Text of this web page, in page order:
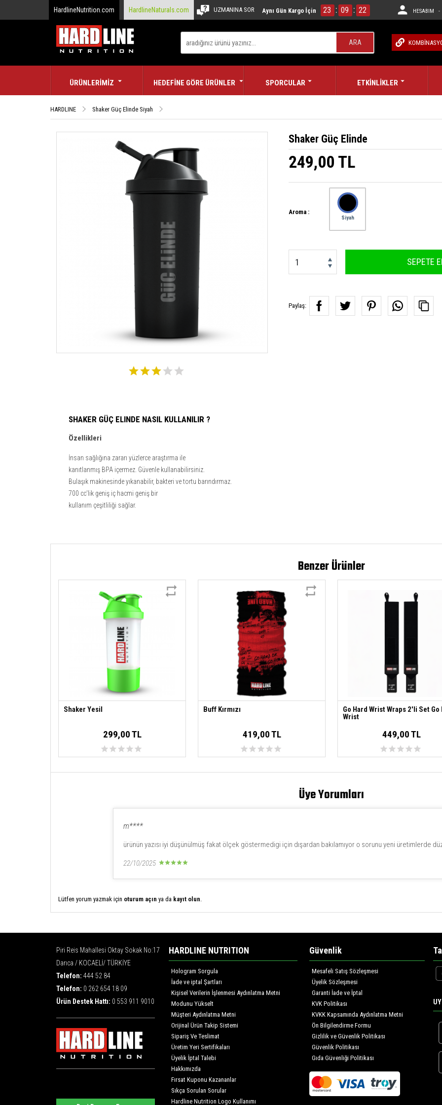
HardlineNutrition.com HardlineNaturals.com Aynı Gün Kargo İçin 23 : 09 : 21
UZMANINA SOR HESABIM
ARA
ÜRÜNLERİMİZ HEDEFİNE GÖRE ÜRÜNLER SPORCULAR ETKİNLİKLER
HARDLINE Shaker Güç Elinde Siyah
Shaker Güç Elinde
249,00 TL
Aroma :
Siyah
SEPETE
Paylaş:
SHAKER GÜÇ ELINDE NASIL KULLANILIR ?
Özellikleri
İnsan sağlığına zararı yüzlerce araştırma ile
kanıtlanmış BPA içermez. Güvenle kullanabilirsiniz.
Bulaşık makinesinde yıkanabilir, bakteri ve tortu barındırmaz.
700 cc’lik geniş iç hacmi geniş bir
kullanım çeşitliliği sağlar.
Benzer Ürünler
Shaker Yesil
299,00 TL
Buff Kırmızı
419,00 TL
Go Hard Wrist Wraps 2'li Set Go
Wrist
449,00 TL
Üye Yorumları
m****
ürünün yazısı iyi düşünülmüş fakat ölçek göstermedigi için dışardan bakılamıyor o sorunu yeni üretimlerde
22/10/2025
Lütfen yorum yazmak için oturum açın ya da kayıt olun.
Piri Reis Mahallesi Oktay Sokak No:17
Darıca / KOCAELİ/ TÜRKİYE
Telefon: 444 52 84
Telefon: 0 262 654 18 09
Ürün Destek Hattı: 0 553 911 9010
HARDLINE NUTRITION
Hologram Sorgula
İade ve iptal Şartları
Kişisel Verilerin İşlenmesi Aydınlatma Metni
Modunu Yükselt
Müşteri Aydınlatma Metni
Orijinal Ürün Takip Sistemi
Sipariş Ve Teslimat
Üretim Yeri Sertifikaları
Üyelik İptal Talebi
Hakkımızda
Fırsat Kuponu Kazananlar
Sıkça Sorulan Sorular
Hardline Nutrition Logo Kullanımı
Güvenlik
Mesafeli Satış Sözleşmesi
Üyelik Sözleşmesi
Garanti İade ve İptal
KVK Politikası
KVKK Kapsamında Aydınlatma Metni
Ön Bilgilendirme Formu
Gizlilik ve Güvenlik Politikası
Güvenlik Politikası
Gıda Güvenliği Politikası